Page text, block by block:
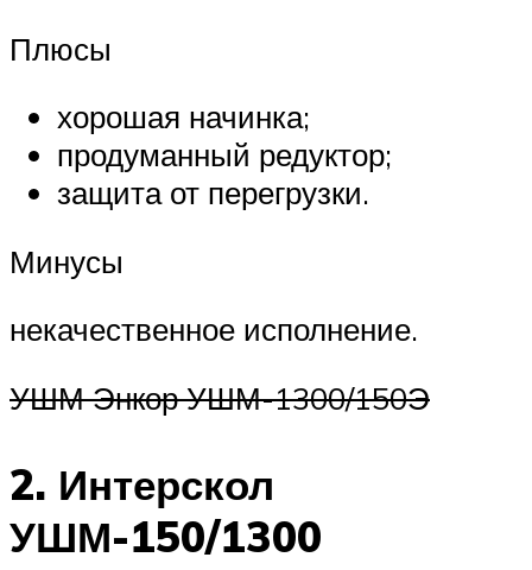
Плюсы
хорошая начинка;
продуманный редуктор;
защита от перегрузки.
Минусы
некачественное исполнение.
УШМ Энкор УШМ-1300/150Э
2. Интерскол
УШМ-150/1300